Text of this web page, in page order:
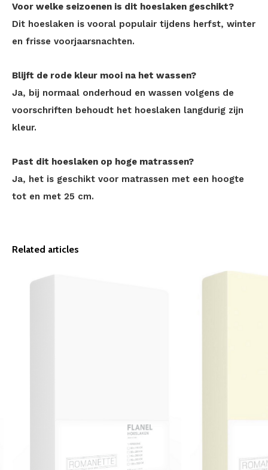
Voor welke seizoenen is dit hoeslaken geschikt?
Dit hoeslaken is vooral populair tijdens herfst, winter
en frisse voorjaarsnachten.
Blijft de rode kleur mooi na het wassen?
Ja, bij normaal onderhoud en wassen volgens de
voorschriften behoudt het hoeslaken langdurig zijn
kleur.
Past dit hoeslaken op hoge matrassen?
Ja, het is geschikt voor matrassen met een hoogte
tot en met 25 cm.
Related articles